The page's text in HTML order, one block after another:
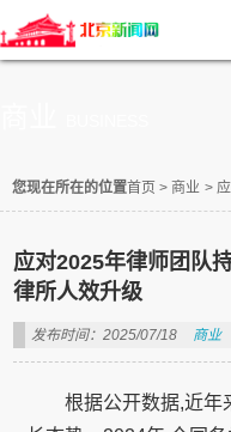
您现在所在的位置首页 > 商业 >
应对2025年律师团队
律所人效升级
发布时间：2025/07/18 商业
根据公开数据,近年